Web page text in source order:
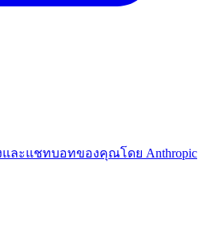
และแชทบอทของคุณโดย Anthropic